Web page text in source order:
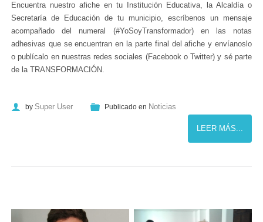
Encuentra nuestro afiche en tu Institución Educativa, la Alcaldía o
Secretaría de Educación de tu municipio, escríbenos un mensaje
acompañado del numeral (#YoSoyTransformador) en las notas
adhesivas que se encuentran en la parte final del afiche y envíanoslo
o publícalo en nuestras redes sociales (Facebook o Twitter) y sé parte
de la TRANSFORMACIÓN.
by Super User Publicado en Noticias
LEER MÁS...